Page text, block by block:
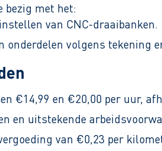
bezig met het:
van CNC-draaibanken.
onderdelen volgens tekening
kwaliteit en maatvoering.
technieken toegepast,
materialen gekozen.
€14,99 en €20,00 per uur,
en uitstekende
van €0,23 per